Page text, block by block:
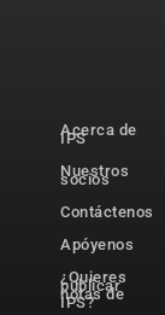
Acerca de
IPS
Nuestros
socios
Contáctenos
Apóyenos
¿Quieres
publicar
notas de
IPS?